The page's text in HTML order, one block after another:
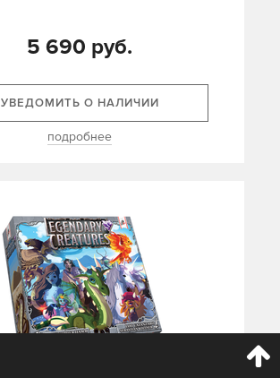
5 690 руб.
УВЕДОМИТЬ О НАЛИЧИИ
подробнее